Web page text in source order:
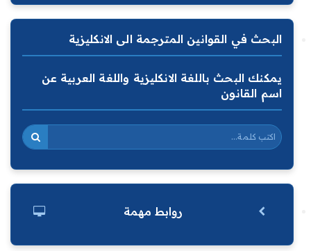
البحث في القوانين المترجمة الى الانكليزية
يمكنك البحث باللغة الانكليزية واللغة العربية عن
اسم القانون
روابط مهمة